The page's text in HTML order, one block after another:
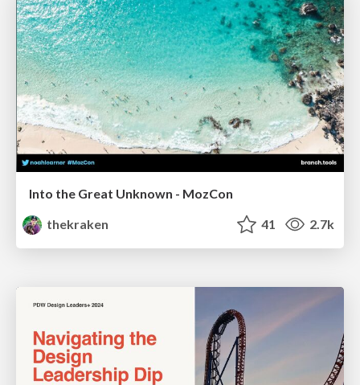
Into the Great Unknown - MozCon
thekraken
41 2.7k